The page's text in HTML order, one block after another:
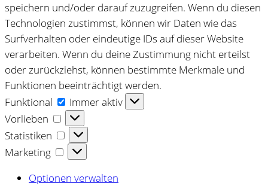
speichern und/oder darauf zuzugreifen. Wenn du diesen
Technologien zustimmst, können wir Daten wie das
Surfverhalten oder eindeutige IDs auf dieser Website
verarbeiten. Wenn du deine Zustimmung nicht erteilst
oder zurückziehst, können bestimmte Merkmale und
Funktionen beeinträchtigt werden.
Funktional
Funktional
Immer aktiv
Vorlieben
Vorlieben
Statistiken
Statistiken
Marketing
Marketing
Optionen verwalten